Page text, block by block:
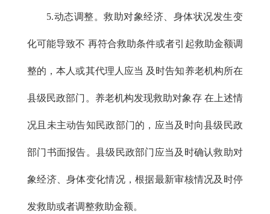
5.动态调整。救助对象经济、身体状况发生变
化可能导致不 再符合救助条件或者引起救助金额调
整的，本人或其代理人应当 及时告知养老机构所在
县级民政部门。养老机构发现救助对象存 在上述情
况且未主动告知民政部门的，应当及时向县级民政
部门书面报告。县级民政部门应当及时确认救助对
象经济、身体变化情况，根据最新审核情况及时停
发救助或者调整救助金额。